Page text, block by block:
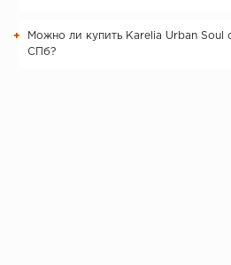
Можно ли купить Karelia Urban Soul
СПб?